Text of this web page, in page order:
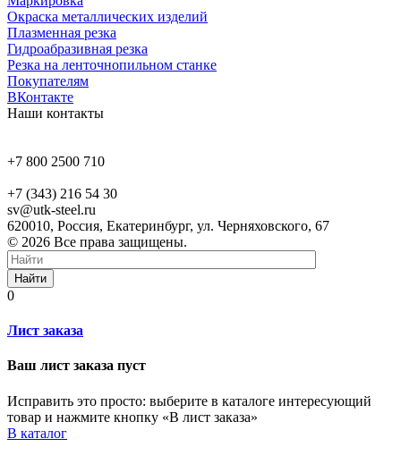
Окраска металлических изделий
Плазменная резка
Гидроабразивная резка
Резка на ленточнопильном станке
Покупателям
ВКонтакте
Наши контакты
+7 800 2500 710
+7 (343) 216 54 30
sv@utk-steel.ru
620010, Россия, Екатеринбург, ул. Черняховского, 67
© 2026 Все права защищены.
Найти
0
Лист заказа
Ваш лист заказа пуст
Исправить это просто: выберите в каталоге интересующий
товар и нажмите кнопку «В лист заказа»
В каталог